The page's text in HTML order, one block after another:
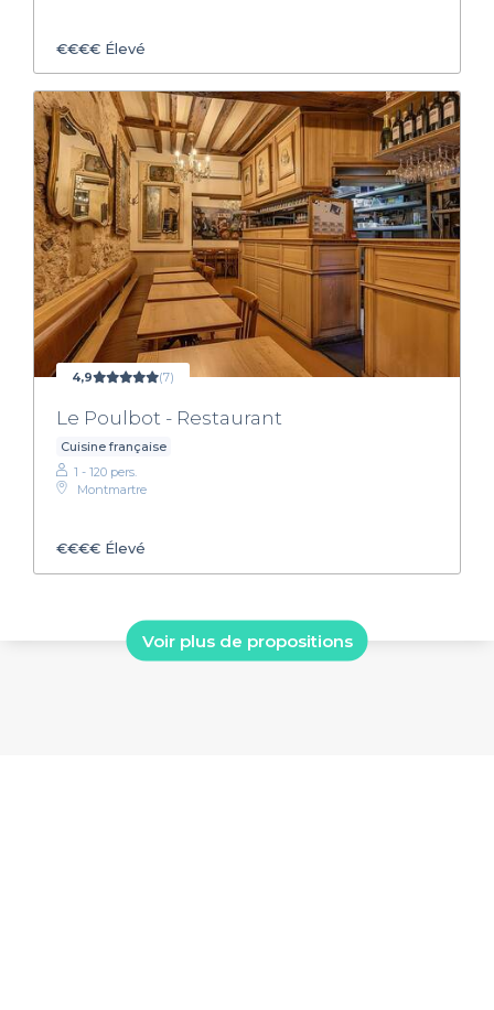
€€€€ Élevé
4,9 (7)
Le Poulbot - Restaurant
Cuisine française
1 - 120 pers.
Montmartre
€€€€ Élevé
Voir plus de propositions